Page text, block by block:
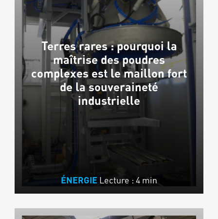
Terres rares : pourquoi la
maîtrise des poudres
complexes est le maillon fort
de la souveraineté
industrielle
ÉNERGIE Lecture : 4 min